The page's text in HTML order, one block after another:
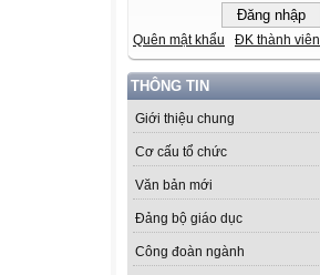
Quên mật khẩu ĐK thành viên
THÔNG TIN
Giới thiệu chung
Cơ cấu tổ chức
Văn bản mới
Đảng bộ giáo dục
Công đoàn ngành